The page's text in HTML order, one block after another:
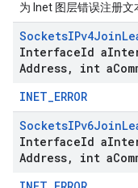
为 Inet 图层错误注册文
SocketsIPv4Join
InterfaceId a
Address, int a
INET_ERROR
SocketsIPv6Join
InterfaceId a
Address, int a